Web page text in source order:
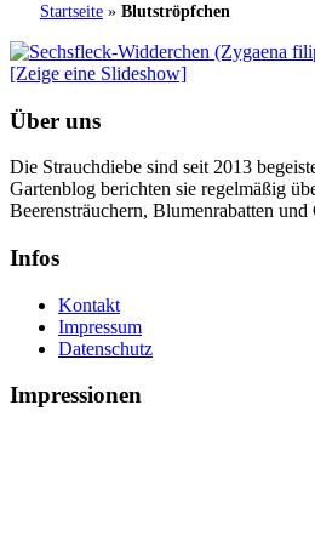
Startseite » Blutströpfchen
[Zeige eine Slideshow]
Über uns
Die Strauchdiebe sind seit 2013
Gartenblog berichten sie regelmäßig
Beerensträuchern, Blumenrabatten und
Infos
Kontakt
Impressum
Datenschutz
Impressionen